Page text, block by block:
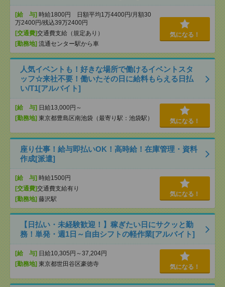
[給 与] 時給1800円 日額平均1万4400円/月額30
万2400円/残込39万2400円
[交通費]交通費支給（規定あり）
[勤務地] 流通センター駅から車
気になる！
人気イベントも！好きな場所で働けるイベントスタ
ッフ☆来社不要！働いたその日に給料もらえる日払
い/T1[アルバイト]
[給 与] 日給13,000円～
[勤務地] 東京都豊島区南池袋（最寄り駅：池袋駅） 気になる！
座り仕事！給与即払いOK！高時給！在庫管理・資料
作成[派遣]
[給 与] 時給1500円
[交通費]交通費支給有り
[勤務地] 藤沢駅
気になる！
【日払い・未経験歓迎！】稼ぎたい日にサクッと勤
務！単発・週1日～自由シフトの軽作業[アルバイト]
[給 与] 日給10,305円～37,204円
[勤務地] 東京都世田谷区豪徳寺 気になる！